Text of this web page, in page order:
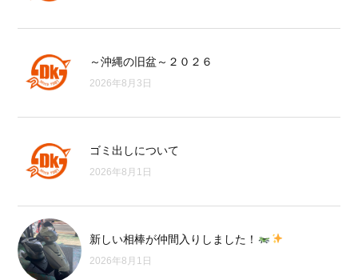
～沖縄の旧盆～２０２６
2026年8月3日
ゴミ出しについて
2026年8月1日
新しい相棒が仲間入りしました！
2026年8月1日